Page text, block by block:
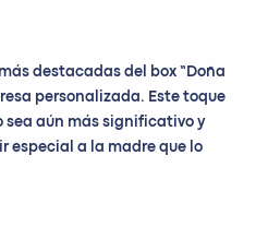
destacadas del box “Doña
personalizada. Este toque
sea aún más significativo y
especial a la madre que lo